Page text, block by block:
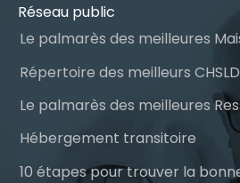
Réseau public
Répertoire des meilleurs CHSLD
Hébergement transitoire